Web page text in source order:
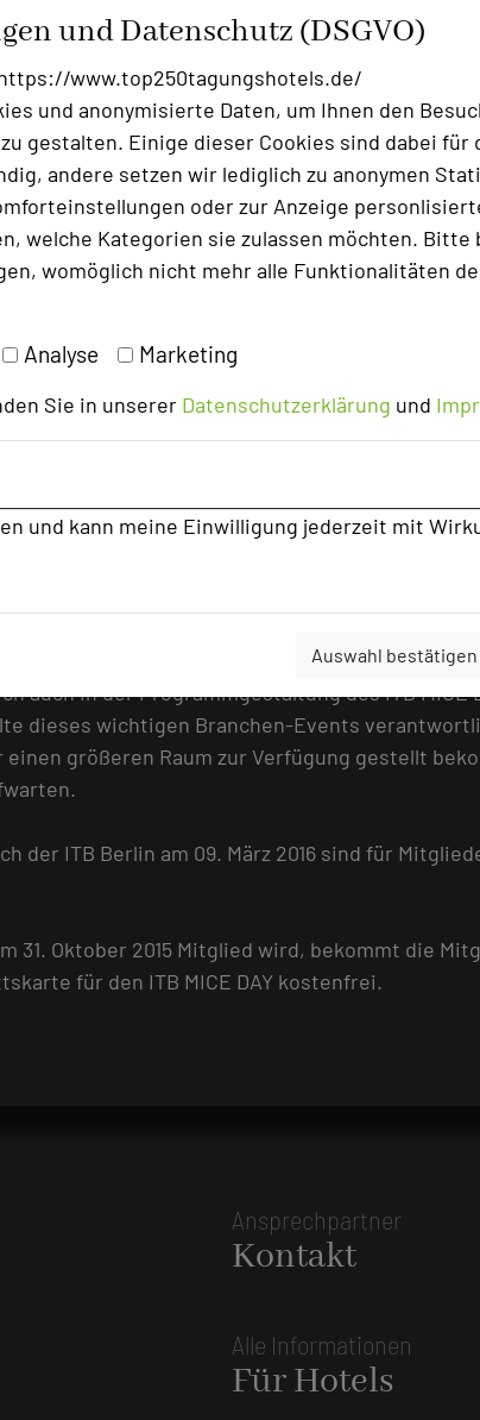
und Datenschutz (DSGVO)
www.top250tagungshotels.de/
und anonymisierte Daten, um Ihnen den
gestalten. Einige dieser Cookies sind dabei für
andere setzen wir lediglich zu anonymen
oder zur Anzeige
welche Kategorien sie zulassen möchten. Bitte
womöglich nicht mehr alle Funktionalitäten
Analyse Marketing
Sie in unserer Datenschutzerklärung und
und kann meine Einwilligung jederzeit mit
Auswahl bestätigen
aus?
verträgt ein Event?
auf Knopfdruck – geht das überhaupt?
Relations
sinnvoll genutzt werden?
der ITB Berlin und trägt inhaltlich zum
der MICE-Branche (Meetings,
Plattform zur Weiterbildung, zum
im Vorfeld die wesentlichen
ein darauf abgestimmtes werthaltiges
der ITB Berlin am 09. März 2016 sind für
von VERANSTALTUNGSPLANER.DE, ist seit
aufzubrechen und den
mit auf den Weg zu geben, ist uns
auch in der Programmgestaltung des ITB MICE
dieses wichtigen Branchen-Events
größeren Raum zur Verfügung gestellt
der ITB Berlin am 09. März 2016 sind für
31. Oktober 2015 Mitglied wird, bekommt die
für den ITB MICE DAY kostenfrei.
Ansprechpartner
Kontakt
Alle Informationen
Für Hotels